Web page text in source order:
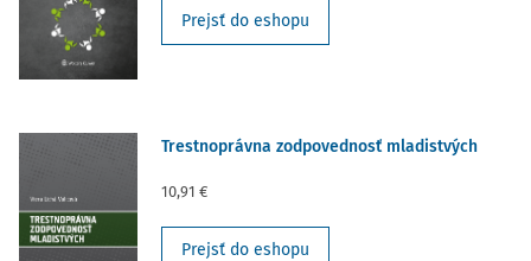
Prejsť do eshopu
Trestnoprávna zodpovednosť mladistvých
10,91 €
Prejsť do eshopu